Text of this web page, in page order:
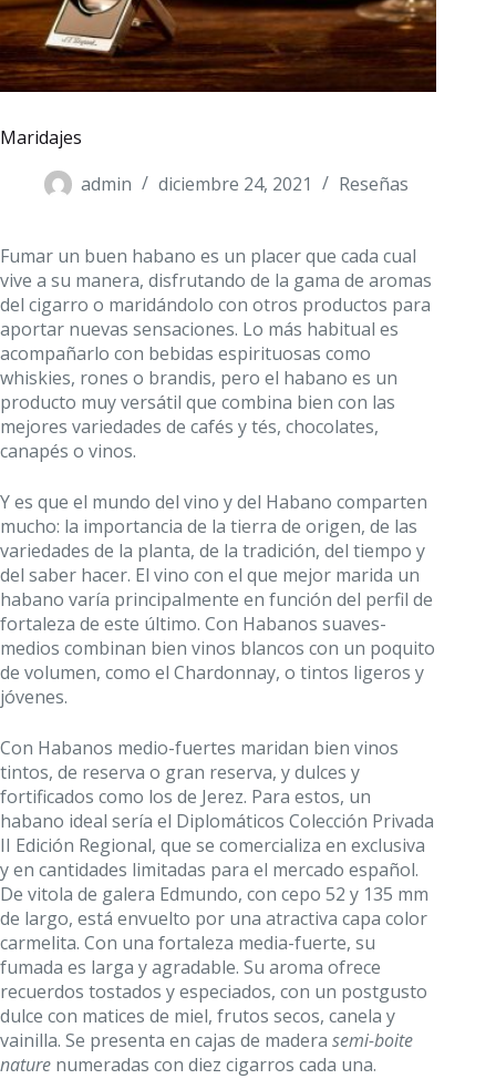
Maridajes
admin
diciembre 24, 2021 Reseñas
Fumar un buen habano es un placer que cada cual
vive a su manera, disfrutando de la gama de aromas
del cigarro o maridándolo con otros productos para
aportar nuevas sensaciones. Lo más habitual es
acompañarlo con bebidas espirituosas como
whiskies, rones o brandis, pero el habano es un
producto muy versátil que combina bien con las
mejores variedades de cafés y tés, chocolates,
canapés o vinos.
Y es que el mundo del vino y del Habano comparten
mucho: la importancia de la tierra de origen, de las
variedades de la planta, de la tradición, del tiempo y
del saber hacer. El vino con el que mejor marida un
habano varía principalmente en función del perfil de
fortaleza de este último. Con Habanos suaves-
medios combinan bien vinos blancos con un poquito
de volumen, como el Chardonnay, o tintos ligeros y
jóvenes.
Con Habanos medio-fuertes maridan bien vinos
tintos, de reserva o gran reserva, y dulces y
fortificados como los de Jerez. Para estos, un
habano ideal sería el Diplomáticos Colección Privada
II Edición Regional, que se comercializa en exclusiva
y en cantidades limitadas para el mercado español.
De vitola de galera Edmundo, con cepo 52 y 135 mm
de largo, está envuelto por una atractiva capa color
carmelita. Con una fortaleza media-fuerte, su
fumada es larga y agradable. Su aroma ofrece
recuerdos tostados y especiados, con un postgusto
dulce con matices de miel, frutos secos, canela y
vainilla. Se presenta en cajas de madera semi-boite
nature numeradas con diez cigarros cada una.